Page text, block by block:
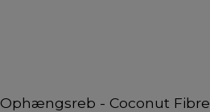
Ophængsreb - Coconut Fibre